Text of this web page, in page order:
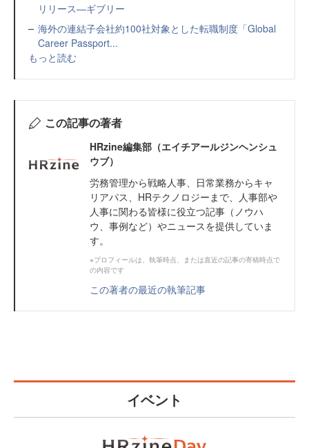
リリース—ギブリー
海外の連結子会社約100社対象とした転職制度「Global
Career Passport...
もっと読む
この記事の著者
HRzine編集部（エイチアールジンヘンシュ
ウブ）
労務管理から戦略人事、日常業務からキャ
リアパス、HRテクノロジーまで、人事部や
人事に関わる皆様に役立つ記事（ノウハ
ウ、事例など）やニュースを提供していま
す。
※プロフィールは、執筆時点、または直近の記事の寄稿時点で
の内容です
この著者の最近の執筆記事
イベント